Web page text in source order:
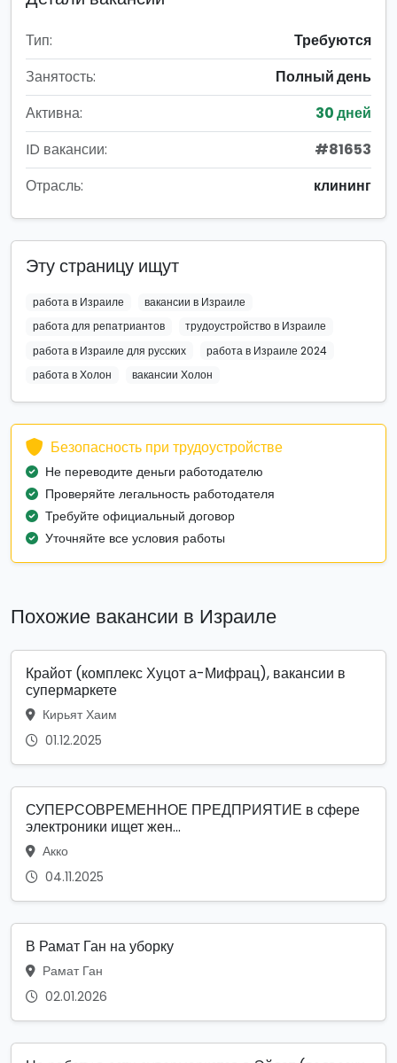
Тип:
Требуются
Занятость:
Полный день
Активна:
30 дней
ID вакансии:
#81653
Отрасль:
клининг
Эту страницу ищут
работа в Израиле
вакансии в Израиле
работа для репатриантов
трудоустройство в Израиле
работа в Израиле для русских
работа в Израиле 2024
работа в Холон
вакансии Холон
Безопасность при трудоустройстве
Не переводите деньги работодателю
Проверяйте легальность работодателя
Требуйте официальный договор
Уточняйте все условия работы
Похожие вакансии в Израиле
Крайот (комплекс Хуцот а-Мифрац), вакансии в
супермаркете
Кирьят Хаим
01.12.2025
СУПЕРСОВРЕМЕННОЕ ПРЕДПРИЯТИЕ в сфере
электроники ищет жен...
Акко
04.11.2025
В Рамат Ган на уборку
Рамат Ган
02.01.2026